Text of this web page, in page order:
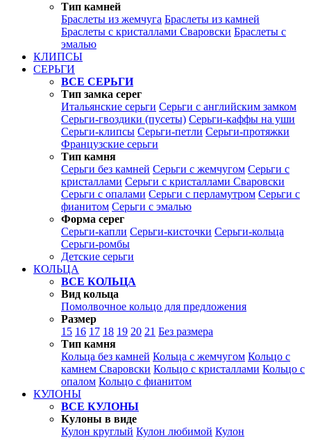
Тип камней
Браслеты из жемчуга Браслеты из камней
Браслеты с кристаллами Сваровски Браслеты с
эмалью
КЛИПСЫ
СЕРЬГИ
ВСЕ СЕРЬГИ
Тип замка серег
Итальянские серьги Серьги с английским замком
Серьги-гвоздики (пусеты) Серьги-каффы на уши
Серьги-клипсы Серьги-петли Серьги-протяжки
Французские серьги
Тип камня
Серьги без камней Серьги с жемчугом Серьги с
кристаллами Серьги с кристаллами Сваровски
Серьги с опалами Серьги с перламутром Серьги с
фианитом Серьги с эмалью
Форма серег
Серьги-капли Серьги-кисточки Серьги-кольца
Серьги-ромбы
Детские серьги
КОЛЬЦА
ВСЕ КОЛЬЦА
Вид кольца
Помолвочное кольцо для предложения
Размер
15 16 17 18 19 20 21 Без размера
Тип камня
Кольца без камней Кольца с жемчугом Кольцо с
камнем Сваровски Кольцо с кристаллами Кольцо с
опалом Кольцо с фианитом
КУЛОНЫ
ВСЕ КУЛОНЫ
Кулоны в виде
Кулон круглый Кулон любимой Кулон